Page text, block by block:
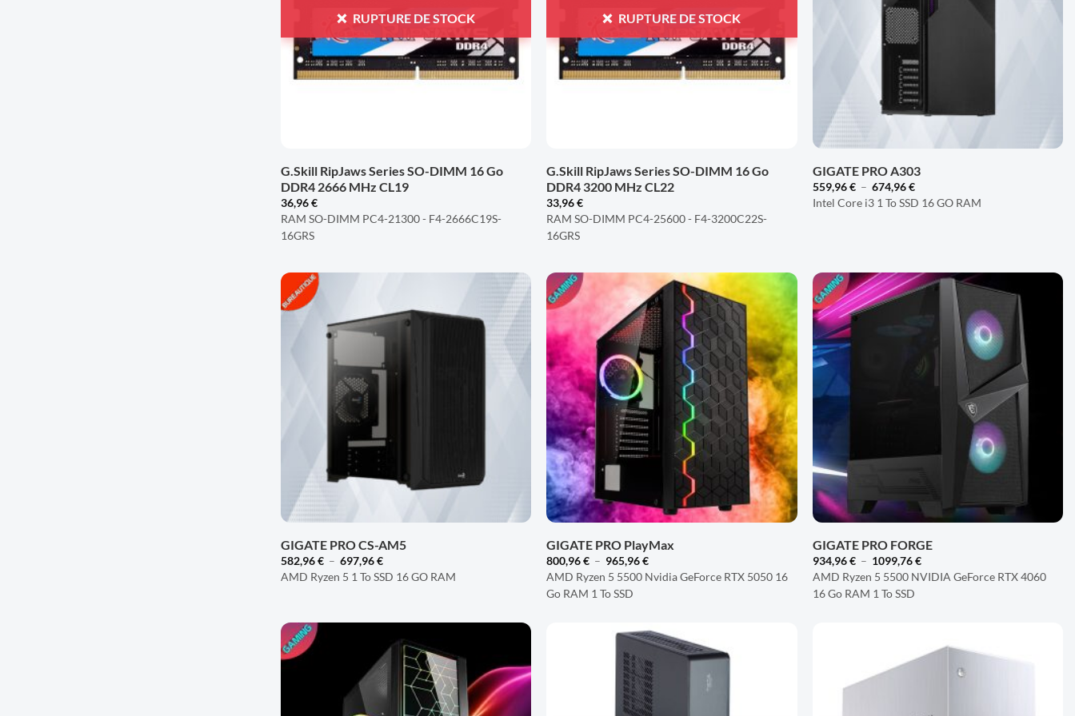
RUPTURE DE STOCK
G.Skill RipJaws Series SO-DIMM 16 Go
DDR4 2666 MHz CL19
36,96€
RAM SO-DIMM PC4-21300 - F4-2666C19S-
16GRS
RUPTURE DE STOCK
G.Skill RipJaws Series SO-DIMM 16 Go
DDR4 3200 MHz CL22
33,96€
RAM SO-DIMM PC4-25600 - F4-3200C22S-
16GRS
GIGATE PRO A303
559,96€ – 674,96€Plage
de
prix :
Intel Core i3 1 To SSD 16 GO RAM
AJOUTER
GIGATE PRO CS-AM5
582,96€ – 697,96€Plage
de
prix :
AMD Ryzen 5 1 To SSD 16 GO RAM
AJOUTER
À LA
LISTE
D'ENVIES
+
GIGATE PRO PlayMax
800,96€ – 965,96€Plage
de
prix :
AMD Ryzen 5 5500 Nvidia GeForce RTX 5050 16
Go RAM 1 To SSD
AJOUTER
À LA
LISTE
D'ENVIES
+
GIGATE PRO FORGE
934,96€ – 1099,76€Plage
de
prix :
AMD Ryzen 5 5500 NVIDIA GeForce RTX 4060
16 Go RAM 1 To SSD
AJOUTER
À LA
LISTE
D'ENVIES